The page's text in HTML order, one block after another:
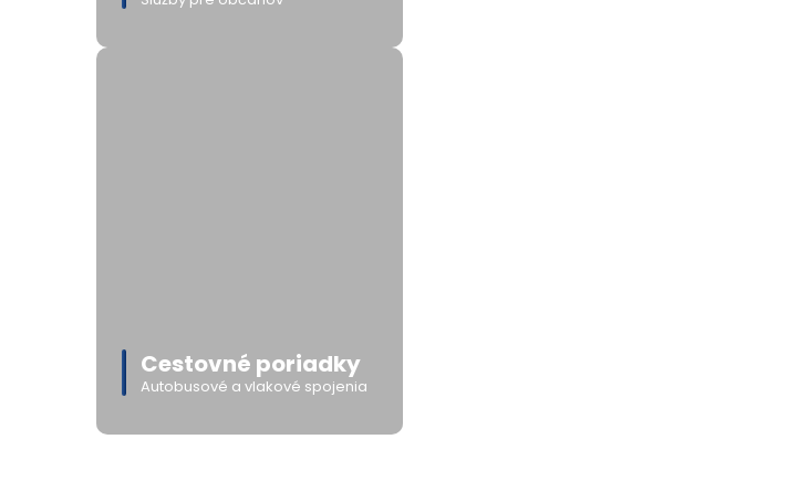
Cestovné poriadky
Autobusové a vlakové spojenia